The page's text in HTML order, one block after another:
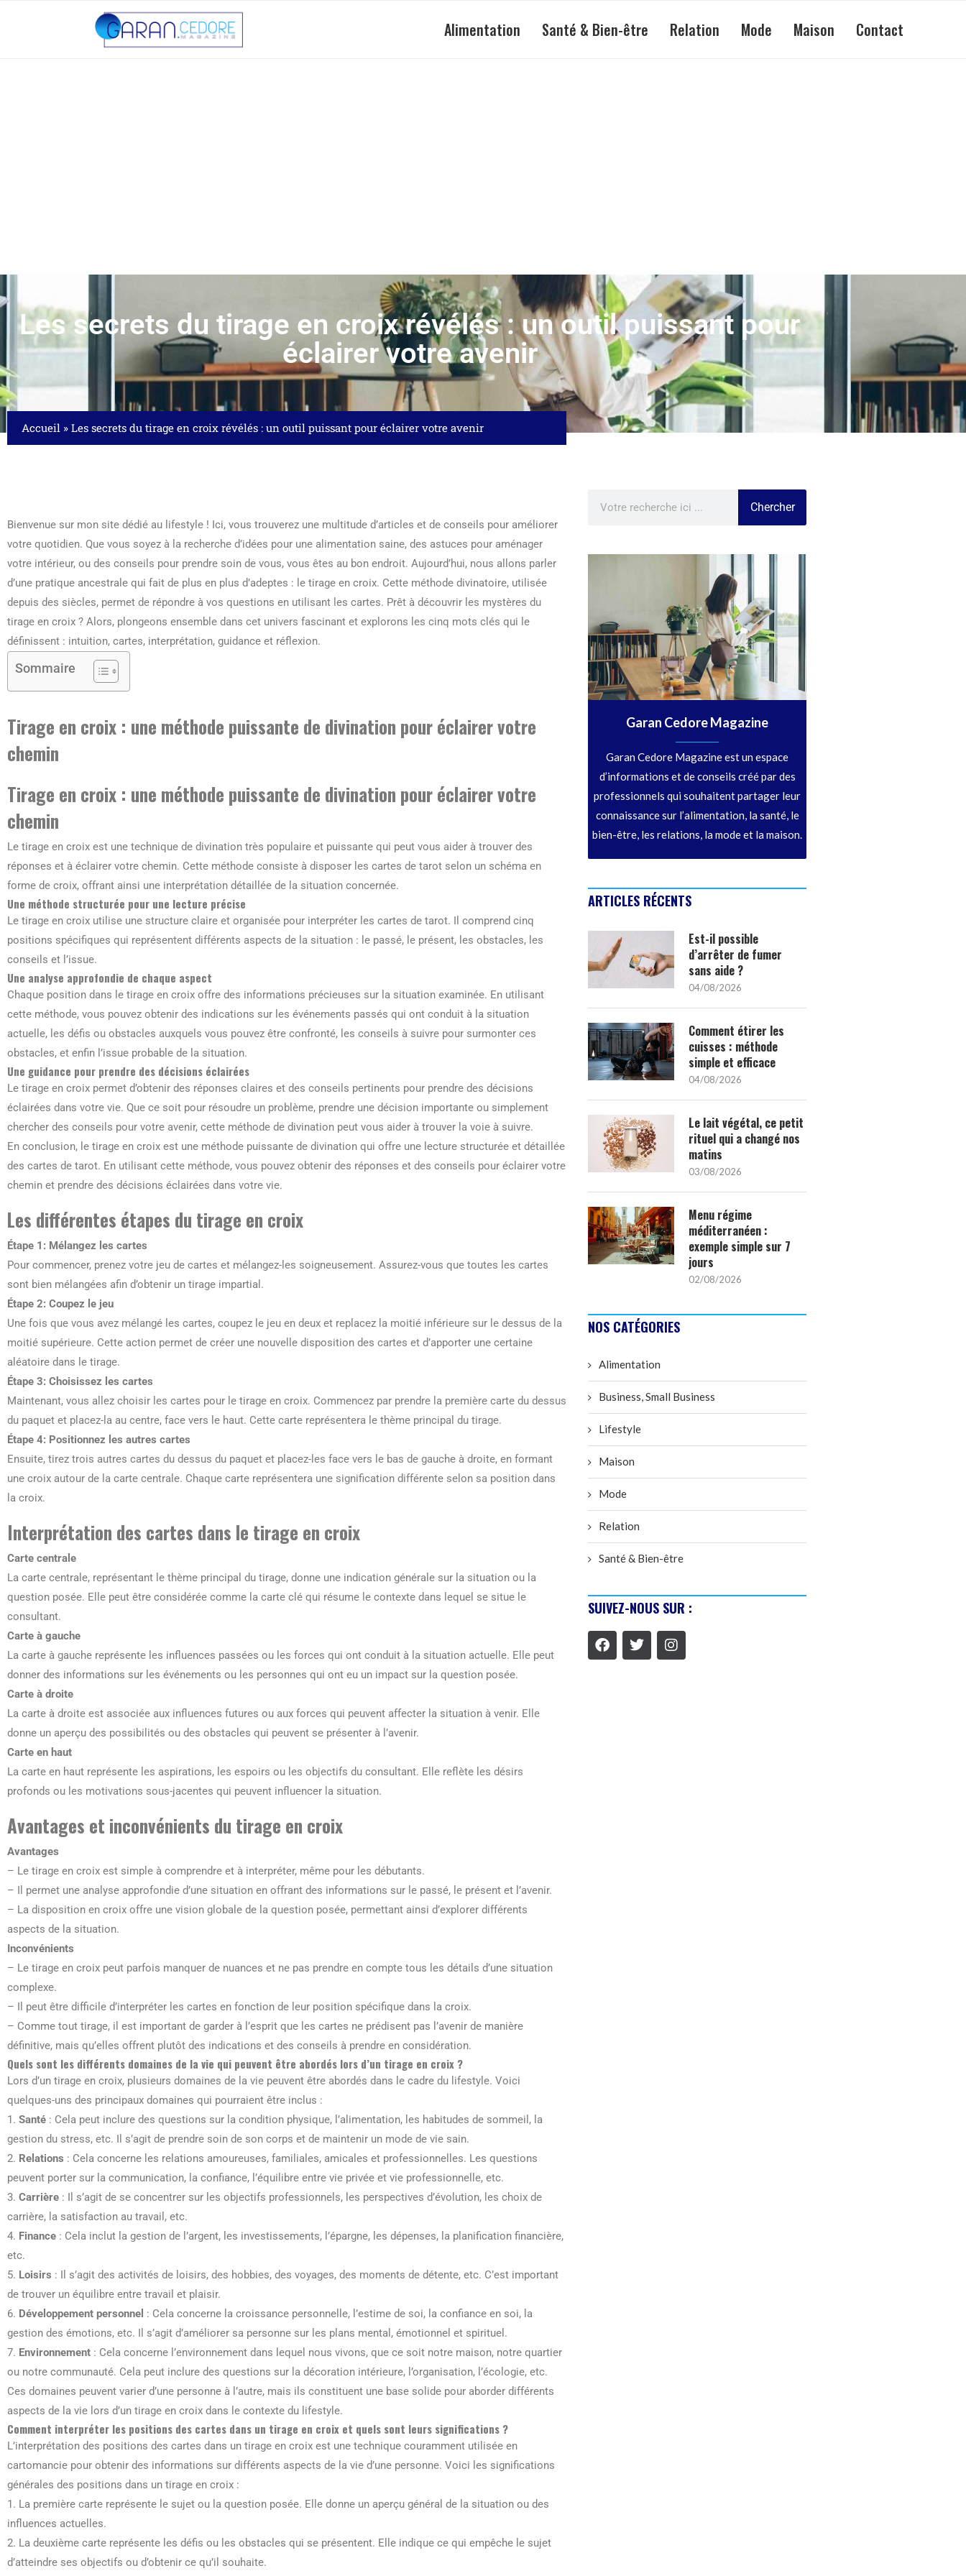
Alimentation Santé & Bien-être Relation Mode Maison Contact
Les secrets du tirage en croix révélés : un outil puissant pour
éclairer votre avenir
Accueil » Les secrets du tirage en croix révélés : un outil puissant pour éclairer votre avenir
Bienvenue sur mon site dédié au lifestyle ! Ici, vous trouverez une multitude d’articles et de conseils pour améliorer
votre quotidien. Que vous soyez à la recherche d’idées pour une alimentation saine, des astuces pour aménager
votre intérieur, ou des conseils pour prendre soin de vous, vous êtes au bon endroit. Aujourd’hui, nous allons parler
d’une pratique ancestrale qui fait de plus en plus d’adeptes : le tirage en croix. Cette méthode divinatoire, utilisée
depuis des siècles, permet de répondre à vos questions en utilisant les cartes. Prêt à découvrir les mystères du
tirage en croix ? Alors, plongeons ensemble dans cet univers fascinant et explorons les cinq mots clés qui le
définissent : intuition, cartes, interprétation, guidance et réflexion.
Sommaire
Tirage en croix : une méthode puissante de divination pour éclairer votre
chemin
Tirage en croix : une méthode puissante de divination pour éclairer votre
chemin
Le tirage en croix est une technique de divination très populaire et puissante qui peut vous aider à trouver des
réponses et à éclairer votre chemin. Cette méthode consiste à disposer les cartes de tarot selon un schéma en
forme de croix, offrant ainsi une interprétation détaillée de la situation concernée.
Une méthode structurée pour une lecture précise
Le tirage en croix utilise une structure claire et organisée pour interpréter les cartes de tarot. Il comprend cinq
positions spécifiques qui représentent différents aspects de la situation : le passé, le présent, les obstacles, les
conseils et l’issue.
Une analyse approfondie de chaque aspect
Chaque position dans le tirage en croix offre des informations précieuses sur la situation examinée. En utilisant
cette méthode, vous pouvez obtenir des indications sur les événements passés qui ont conduit à la situation
actuelle, les défis ou obstacles auxquels vous pouvez être confronté, les conseils à suivre pour surmonter ces
obstacles, et enfin l’issue probable de la situation.
Une guidance pour prendre des décisions éclairées
Le tirage en croix permet d’obtenir des réponses claires et des conseils pertinents pour prendre des décisions
éclairées dans votre vie. Que ce soit pour résoudre un problème, prendre une décision importante ou simplement
chercher des conseils pour votre avenir, cette méthode de divination peut vous aider à trouver la voie à suivre.
En conclusion, le tirage en croix est une méthode puissante de divination qui offre une lecture structurée et détaillée
des cartes de tarot. En utilisant cette méthode, vous pouvez obtenir des réponses et des conseils pour éclairer votre
chemin et prendre des décisions éclairées dans votre vie.
Les différentes étapes du tirage en croix
Étape 1: Mélangez les cartes
Pour commencer, prenez votre jeu de cartes et mélangez-les soigneusement. Assurez-vous que toutes les cartes
sont bien mélangées afin d’obtenir un tirage impartial.
Étape 2: Coupez le jeu
Une fois que vous avez mélangé les cartes, coupez le jeu en deux et replacez la moitié inférieure sur le dessus de la
moitié supérieure. Cette action permet de créer une nouvelle disposition des cartes et d’apporter une certaine
aléatoire dans le tirage.
Étape 3: Choisissez les cartes
Maintenant, vous allez choisir les cartes pour le tirage en croix. Commencez par prendre la première carte du dessus
du paquet et placez-la au centre, face vers le haut. Cette carte représentera le thème principal du tirage.
Étape 4: Positionnez les autres cartes
Ensuite, tirez trois autres cartes du dessus du paquet et placez-les face vers le bas de gauche à droite, en formant
une croix autour de la carte centrale. Chaque carte représentera une signification différente selon sa position dans
la croix.
Interprétation des cartes dans le tirage en croix
Carte centrale
La carte centrale, représentant le thème principal du tirage, donne une indication générale sur la situation ou la
question posée. Elle peut être considérée comme la carte clé qui résume le contexte dans lequel se situe le
consultant.
Carte à gauche
La carte à gauche représente les influences passées ou les forces qui ont conduit à la situation actuelle. Elle peut
donner des informations sur les événements ou les personnes qui ont eu un impact sur la question posée.
Carte à droite
La carte à droite est associée aux influences futures ou aux forces qui peuvent affecter la situation à venir. Elle
donne un aperçu des possibilités ou des obstacles qui peuvent se présenter à l’avenir.
Carte en haut
La carte en haut représente les aspirations, les espoirs ou les objectifs du consultant. Elle reflète les désirs
profonds ou les motivations sous-jacentes qui peuvent influencer la situation.
Avantages et inconvénients du tirage en croix
Avantages
– Le tirage en croix est simple à comprendre et à interpréter, même pour les débutants.
– Il permet une analyse approfondie d’une situation en offrant des informations sur le passé, le présent et l’avenir.
– La disposition en croix offre une vision globale de la question posée, permettant ainsi d’explorer différents
aspects de la situation.
Inconvénients
– Le tirage en croix peut parfois manquer de nuances et ne pas prendre en compte tous les détails d’une situation
complexe.
– Il peut être difficile d’interpréter les cartes en fonction de leur position spécifique dans la croix.
– Comme tout tirage, il est important de garder à l’esprit que les cartes ne prédisent pas l’avenir de manière
définitive, mais qu’elles offrent plutôt des indications et des conseils à prendre en considération.
Quels sont les différents domaines de la vie qui peuvent être abordés lors d’un tirage en croix ?
Lors d’un tirage en croix, plusieurs domaines de la vie peuvent être abordés dans le cadre du lifestyle. Voici
quelques-uns des principaux domaines qui pourraient être inclus :
1. Santé : Cela peut inclure des questions sur la condition physique, l’alimentation, les habitudes de sommeil, la
gestion du stress, etc. Il s’agit de prendre soin de son corps et de maintenir un mode de vie sain.
2. Relations : Cela concerne les relations amoureuses, familiales, amicales et professionnelles. Les questions
peuvent porter sur la communication, la confiance, l’équilibre entre vie privée et vie professionnelle, etc.
3. Carrière : Il s’agit de se concentrer sur les objectifs professionnels, les perspectives d’évolution, les choix de
carrière, la satisfaction au travail, etc.
4. Finance : Cela inclut la gestion de l’argent, les investissements, l’épargne, les dépenses, la planification financière,
etc.
5. Loisirs : Il s’agit des activités de loisirs, des hobbies, des voyages, des moments de détente, etc. C’est important
de trouver un équilibre entre travail et plaisir.
6. Développement personnel : Cela concerne la croissance personnelle, l’estime de soi, la confiance en soi, la
gestion des émotions, etc. Il s’agit d’améliorer sa personne sur les plans mental, émotionnel et spirituel.
7. Environnement : Cela concerne l’environnement dans lequel nous vivons, que ce soit notre maison, notre quartier
ou notre communauté. Cela peut inclure des questions sur la décoration intérieure, l’organisation, l’écologie, etc.
Ces domaines peuvent varier d’une personne à l’autre, mais ils constituent une base solide pour aborder différents
aspects de la vie lors d’un tirage en croix dans le contexte du lifestyle.
Comment interpréter les positions des cartes dans un tirage en croix et quels sont leurs significations ?
L’interprétation des positions des cartes dans un tirage en croix est une technique couramment utilisée en
cartomancie pour obtenir des informations sur différents aspects de la vie d’une personne. Voici les significations
générales des positions dans un tirage en croix :
1. La première carte représente le sujet ou la question posée. Elle donne un aperçu général de la situation ou des
influences actuelles.
2. La deuxième carte représente les défis ou les obstacles qui se présentent. Elle indique ce qui empêche le sujet
d’atteindre ses objectifs ou d’obtenir ce qu’il souhaite.
Chercher
Garan Cedore Magazine
Garan Cedore Magazine est un espace
d’informations et de conseils créé par des
professionnels qui souhaitent partager leur
connaissance sur l’alimentation, la santé, le
bien-être, les relations, la mode et la maison.
ARTICLES RÉCENTS
Est-il possible
d’arrêter de fumer
sans aide ?
04/08/2026
Comment étirer les
cuisses : méthode
simple et efficace
04/08/2026
Le lait végétal, ce petit
rituel qui a changé nos
matins
03/08/2026
Menu régime
méditerranéen :
exemple simple sur 7
jours
02/08/2026
NOS CATÉGORIES
Alimentation
Business, Small Business
Lifestyle
Maison
Mode
Relation
Santé & Bien-être
SUIVEZ-NOUS SUR :